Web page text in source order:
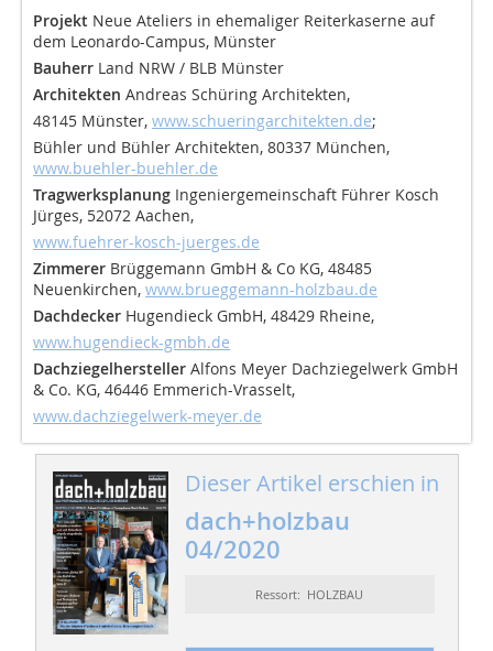
Projekt Neue Ateliers in ehemaliger Reiterkaserne auf
dem Leonardo-Campus, Münster
Bauherr Land NRW / BLB Münster
Architekten Andreas Schüring Architekten,
48145 Münster, www.schueringarchitekten.de;
Bühler und Bühler Architekten, 80337 München,
www.buehler-buehler.de
Tragwerksplanung Ingeniergemeinschaft Führer Kosch
Jürges, 52072 Aachen,
www.fuehrer-kosch-juerges.de
Zimmerer Brüggemann GmbH & Co KG, 48485
Neuenkirchen, www.brueggemann-holzbau.de
Dachdecker Hugendieck GmbH, 48429 Rheine,
www.hugendieck-gmbh.de
Dachziegelhersteller Alfons Meyer Dachziegelwerk GmbH
& Co. KG, 46446 Emmerich-Vrasselt,
www.dachziegelwerk-meyer.de
Dieser Artikel erschien in
dach+holzbau
04/2020
Ressort: HOLZBAU